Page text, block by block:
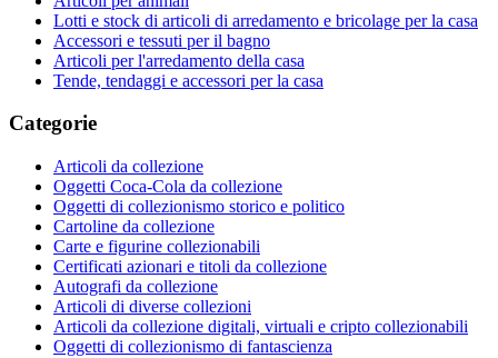
Lotti e stock di articoli di arredamento e bricolage per la casa
Accessori e tessuti per il bagno
Articoli per l'arredamento della casa
Tende, tendaggi e accessori per la casa
Categorie
Articoli da collezione
Oggetti Coca-Cola da collezione
Oggetti di collezionismo storico e politico
Cartoline da collezione
Carte e figurine collezionabili
Certificati azionari e titoli da collezione
Autografi da collezione
Articoli di diverse collezioni
Articoli da collezione digitali, virtuali e cripto collezionabili
Oggetti di collezionismo di fantascienza